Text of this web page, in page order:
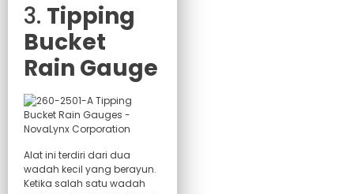
3. Tipping
Bucket
Rain Gauge
Alat ini terdiri dari dua
wadah kecil yang berayun.
Ketika salah satu wadah